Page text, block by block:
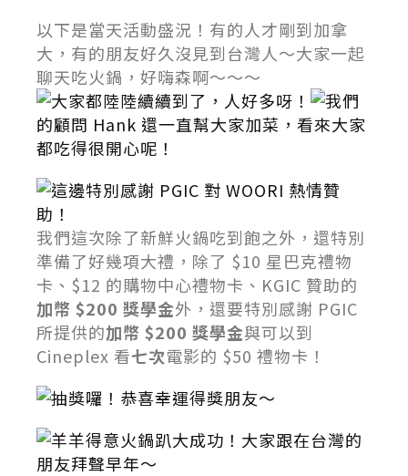
以下是當天活動盛況！有的人才剛到加拿
大，有的朋友好久沒見到台灣人～大家一起
聊天吃火鍋，好嗨森啊～～～
大家都陸陸續續到了，人好多呀！
我們
的顧問 Hank 還一直幫大家加菜，看來大家
都吃得很開心呢！
這邊特別感謝 PGIC 對 WOORI 熱情贊
助！
我們這次除了新鮮火鍋吃到飽之外，還特別
準備了好幾項大禮，除了 $10 星巴克禮物
卡、$12 的購物中心禮物卡、KGIC 贊助的
加幣 $200 獎學金外，還要特別感謝 PGIC
所提供的加幣 $200 獎學金與可以到
Cineplex 看七次電影的 $50 禮物卡！
抽獎囉！恭喜幸運得獎朋友～
羊羊得意火鍋趴大成功！大家跟在台灣的
朋友拜聲早年～